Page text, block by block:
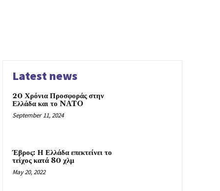
Latest news
20 Χρόνια Προσφοράς στην
Ελλάδα και το NATO
September 11, 2024
Έβρος: Η Ελλάδα επεκτείνει το
τείχος κατά 80 χλμ
May 20, 2022